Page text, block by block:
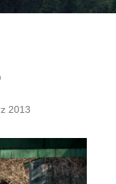
2013